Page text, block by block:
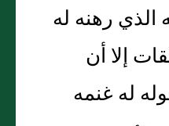
رهنه له
إلا أن
له غنمه